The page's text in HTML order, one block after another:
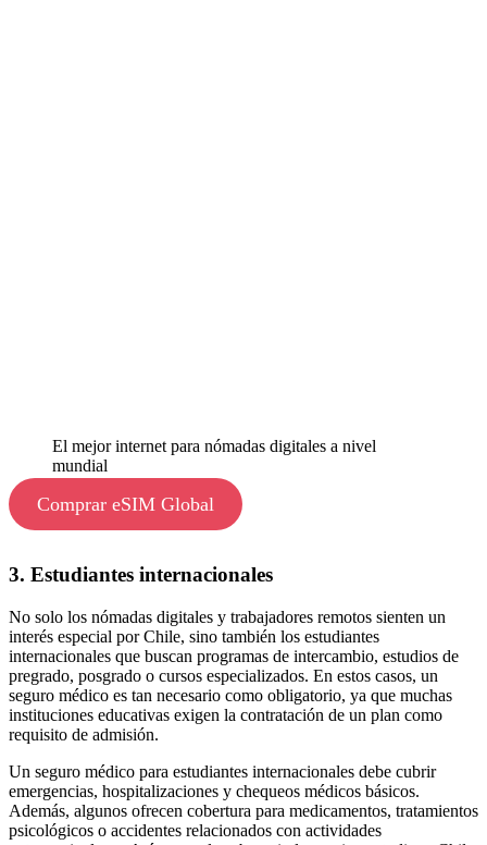
El mejor internet para nómadas digitales a nivel
mundial
Comprar eSIM Global
3. Estudiantes internacionales
No solo los nómadas digitales y trabajadores remotos sienten un
interés especial por Chile, sino también los estudiantes
internacionales que buscan programas de intercambio, estudios de
pregrado, posgrado o cursos especializados. En estos casos, un
seguro médico es tan necesario como obligatorio, ya que muchas
instituciones educativas exigen la contratación de un plan como
requisito de admisión.
Un seguro médico para estudiantes internacionales debe cubrir
emergencias, hospitalizaciones y chequeos médicos básicos.
Además, algunos ofrecen cobertura para medicamentos, tratamientos
psicológicos o accidentes relacionados con actividades